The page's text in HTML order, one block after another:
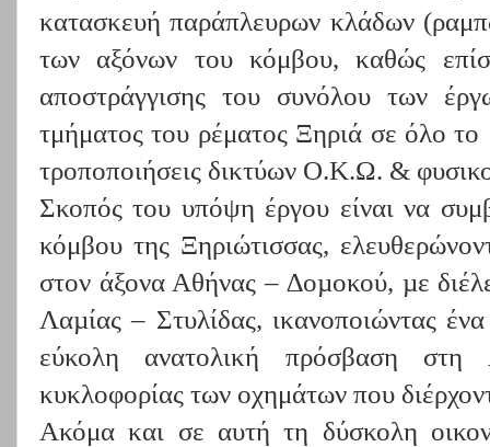
κατασκευή παράπλευρων κλάδων
των αξόνων του κόμβου, καθώς
αποστράγγισης του συνόλου των
τμήματος του ρέματος Ξηριά σε όλο
τροποποιήσεις δικτύων Ο.Κ.Ω. &
Σκοπός του υπόψη έργου είναι να
κόμβου της Ξηριώτισσας,
στον άξονα Αθήνας – ∆οµοκού, µε
Λαµίας – Στυλίδας, ικανοποιώντας
εύκολη ανατολική πρόσβαση στη
κυκλοφορίας των οχημάτων που
Ακόμα και σε αυτή τη δύσκολη